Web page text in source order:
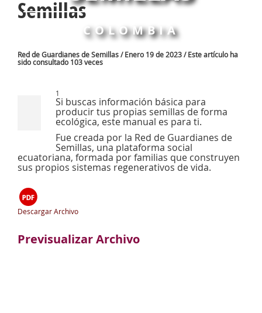
COLOMBIA
Semillas
Red de Guardianes de Semillas / Enero 19 de 2023 / Este artículo ha
sido consultado 103 veces
1
Si buscas información básica para
producir tus propias semillas de forma
ecológica, este manual es para ti.
Fue creada por la Red de Guardianes de
Semillas, una plataforma social
ecuatoriana, formada por familias que construyen
sus propios sistemas regenerativos de vida.
Descargar Archivo
Previsualizar Archivo